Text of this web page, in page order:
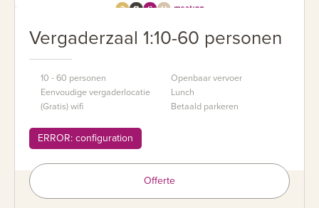
Vergaderzaal 1:10-60 personen
10 - 60 personen
Eenvoudige vergaderlocatie
(Gratis) wifi
Openbaar vervoer
Lunch
Betaald parkeren
ERROR: configuration
Offerte